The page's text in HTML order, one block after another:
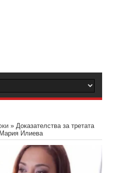
» Доказателства за третата
Илиева